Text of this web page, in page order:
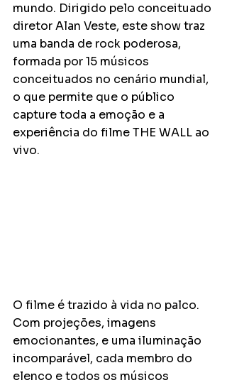
mundo. Dirigido pelo conceituado
diretor Alan Veste, este show traz
uma banda de rock poderosa,
formada por 15 músicos
conceituados no cenário mundial,
o que permite que o público
capture toda a emoção e a
experiência do filme THE WALL ao
vivo.
O filme é trazido à vida no palco.
Com projeções, imagens
emocionantes, e uma iluminação
incomparável, cada membro do
elenco e todos os músicos